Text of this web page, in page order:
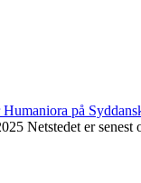
Netstedet er